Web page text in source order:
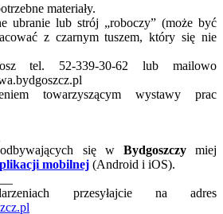
materiały.
ubranie lub strój „roboczy” (może być
z czarnym tuszem, który się nie
tel. 52-339-30-62 lub mailowo
towarzyszącym wystawy prac
się w Bydgoszczymiej
mobilnej (Android i iOS).
przesyłajcie na adres